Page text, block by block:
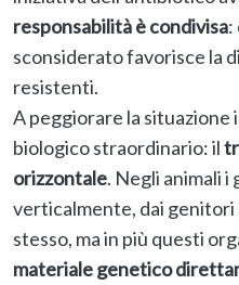
responsabilità è condivisa:
sconsiderato favorisce la
resistenti.
A peggiorare la
biologico straordinario: il
orizzontale. Negli animali i
verticalmente, dai
stesso, ma in più questi
materiale genetico